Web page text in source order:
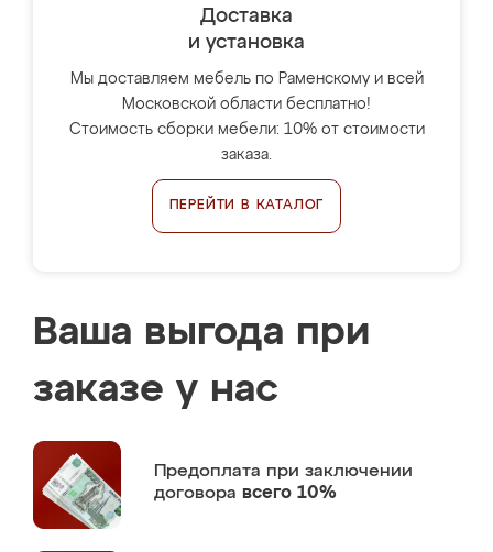
Доставка
и установка
Мы доставляем мебель по Раменскому и всей
Московской области бесплатно!
Стоимость сборки мебели: 10% от стоимости
заказа.
ПЕРЕЙТИ В КАТАЛОГ
Ваша выгода при
заказе у нас
Предоплата при заключении
договора всего 10%